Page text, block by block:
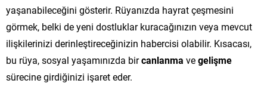
yaşanabileceğini gösterir. Rüyanızda hayrat çeşmesini
görmek, belki de yeni dostluklar kuracağınızın veya mevcut
ilişkilerinizi derinleştireceğinizin habercisi olabilir. Kısacası,
bu rüya, sosyal yaşamınızda bircanlanma vegelişme
sürecine girdiğinizi işaret eder.